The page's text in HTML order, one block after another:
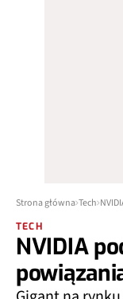
Strona główna Tech
TECH
NVIDIA